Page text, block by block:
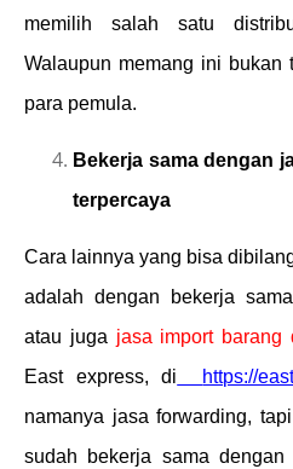
memilih salah satu
Walaupun memang ini bukan
para pemula.
Bekerja sama dengan
terpercaya
Cara lainnya yang bisa
adalah dengan bekerja
atau juga jasa import barang
East express, di
https://
namanya jasa forwarding,
sudah bekerja sama dengan